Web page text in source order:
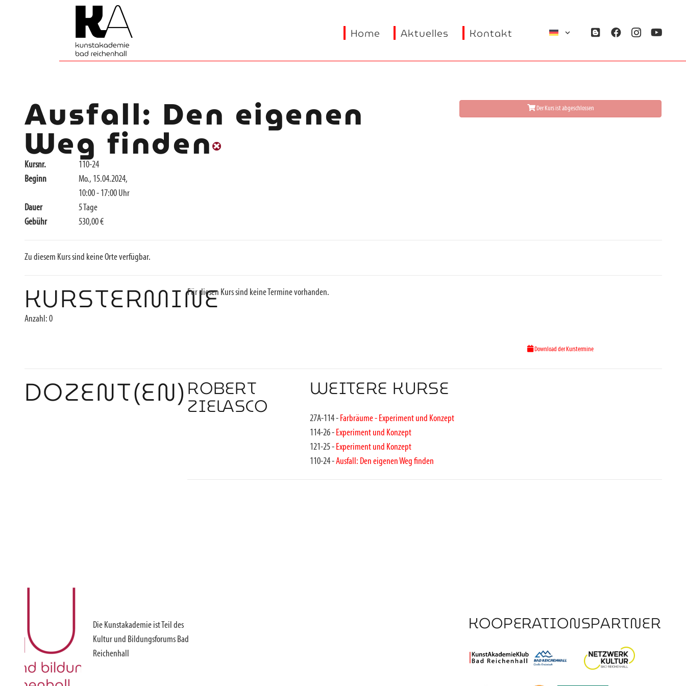
Home Aktuelles Kontakt
Ausfall: Den eigenen
Weg finden
Der Kurs ist abgeschlossen
Kursnr.
110-24
Beginn
Mo., 15.04.2024,
10:00 - 17:00 Uhr
Dauer
5 Tage
Gebühr
530,00 €
Zu diesem Kurs sind keine Orte verfügbar.
KURSTERMINE
Anzahl: 0
Für diesen Kurs sind keine Termine vorhanden.
Download der Kurstermine
DOZENT(EN)ROBERT
ZIELASCO
WEITERE KURSE
27A-114 - Farbräume - Experiment und Konzept
114-26 - Experiment und Konzept
121-25 - Experiment und Konzept
110-24 -Ausfall: Den eigenen Weg finden
Die Kunstakademie ist Teil des
Kultur und Bildungsforums Bad
Reichenhall
KOOPERATIONSPARTNER